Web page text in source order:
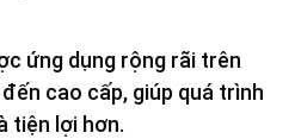
ứng dụng rộng rãi trên
cao cấp, giúp quá trình
tiện lợi hơn.